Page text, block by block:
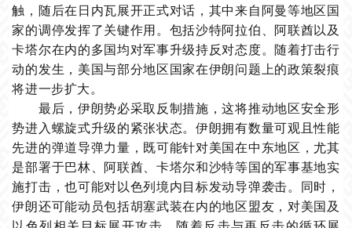
触，随后在日内瓦展开正式对话，其中来自阿曼等地区国
家的调停发挥了关键作用。包括沙特阿拉伯、阿联酋以及
卡塔尔在内的多国均对军事升级持反对态度。随着打击行
动的发生，美国与部分地区国家在伊朗问题上的政策裂痕
将进一步扩大。
最后，伊朗势必采取反制措施，这将推动地区安全形
势进入螺旋式升级的紧张状态。伊朗拥有数量可观且性能
先进的弹道导弹力量，既可能针对美国在中东地区，尤其
是部署于巴林、阿联酋、卡塔尔和沙特等国的军事基地实
施打击，也可能对以色列境内目标发动导弹袭击。同时，
伊朗还可能动员包括胡塞武装在内的地区盟友，对美国及